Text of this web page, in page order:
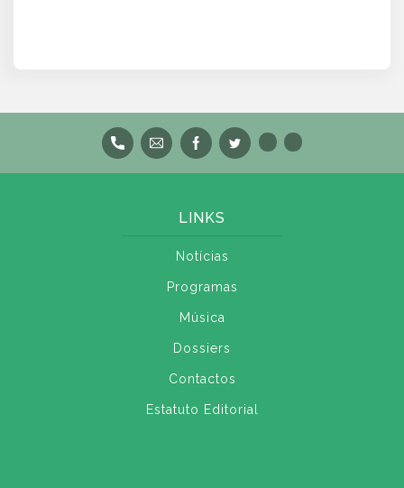
LINKS
Notícias
Programas
Música
Dossiers
Contactos
Estatuto Editorial